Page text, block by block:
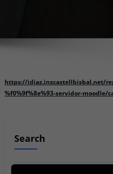
https://idiaz.inscastellbisbal.net/
%f0%9f%8e%93-servidor-moodle/
Search